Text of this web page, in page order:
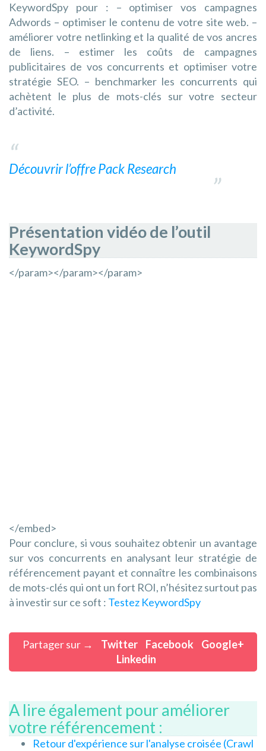
KeywordSpy pour : – optimiser vos campagnes
Adwords – optimiser le contenu de votre site web. –
améliorer votre netlinking et la qualité de vos ancres
de liens. – estimer les coûts de campagnes
publicitaires de vos concurrents et optimiser votre
stratégie SEO. – benchmarker les concurrents qui
achètent le plus de mots-clés sur votre secteur
d’activité.
Découvrir l’offre Pack Research
Présentation vidéo de l’outil
KeywordSpy
</param></param></param>
</embed>
Pour conclure, si vous souhaitez obtenir un avantage
sur vos concurrents en analysant leur stratégie de
référencement payant et connaître les combinaisons
de mots-clés qui ont un fort ROI, n’hésitez surtout pas
à investir sur ce soft : Testez KeywordSpy
Partager sur → Twitter Facebook
Google+
Linkedin
A lire également pour améliorer
votre référencement :
Retour d'expérience sur l'analyse croisée (Crawl